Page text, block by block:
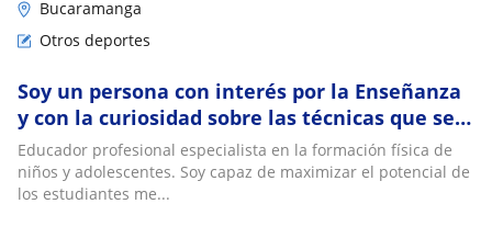
Bucaramanga
Otros deportes
Soy un persona con interés por la Enseñanza
y con la curiosidad sobre las técnicas que se
deben realizar en cada enseñanza. Además
de disfrutar o tener interés en ayudar a los
alumnos en su desarrollo personal y social.
Educador profesional especialista en la formación física de
niños y adolescentes. Soy capaz de maximizar el potencial de
los estudiantes me...